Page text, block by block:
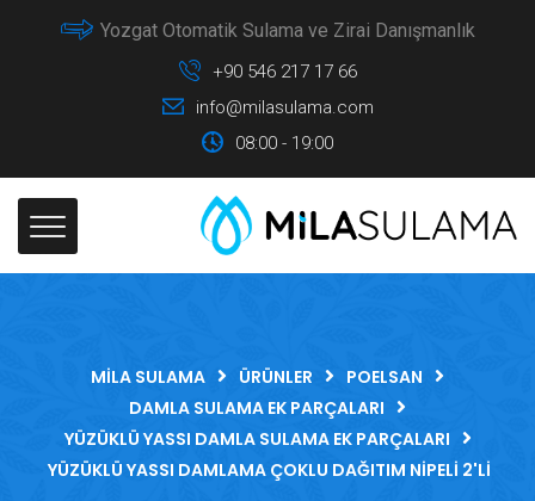
Yozgat Otomatik Sulama ve Zirai Danışmanlık
+90 546 217 17 66
info@milasulama.com
08:00 - 19:00
MILA SULAMA ÜRÜNLER
POELSAN
DAMLA SULAMA EK PARÇALARI
YÜZÜKLÜ YASSI DAMLA SULAMA EK PARÇALARI
YÜZÜKLÜ YASSI DAMLAMA ÇOKLU DAĞITIM NIPELI 2'LI